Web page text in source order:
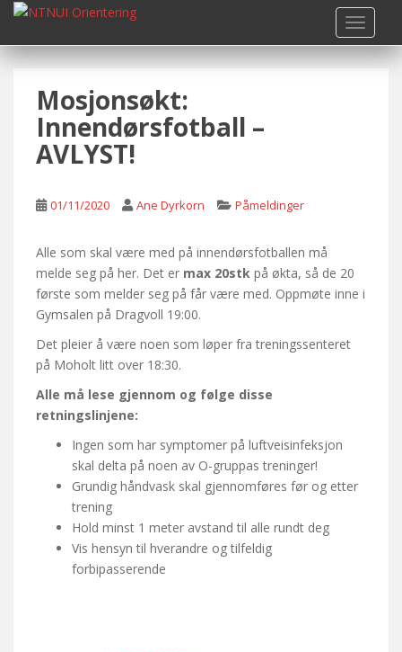
i
Mosjonsøkt:
Innendørsfotball –
AVLYST!
01/11/2020 Ane Dyrkorn Påmeldinger
Alle som skal være med på innendørsfotballen må
melde seg på her. Det er max 20stk på økta, så de 20
første som melder seg på får være med. Oppmøte inne i
Gymsalen på Dragvoll 19:00.
Det pleier å være noen som løper fra treningssenteret
på Moholt litt over 18:30.
Alle må lese gjennom og følge disse
retningslinjene:
Ingen som har symptomer på luftveisinfeksjon
skal delta på noen av O-gruppas treninger!
Grundig håndvask skal gjennomføres før og etter
trening
Hold minst 1 meter avstand til alle rundt deg
Vis hensyn til hverandre og tilfeldig
forbipasserende